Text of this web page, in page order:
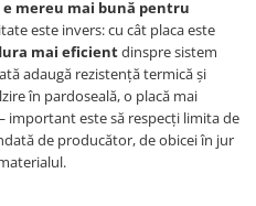
e mereu mai bună pentru
este invers: cu cât placa este
mai eficientdinspre sistem
adaugă rezistență termică și
în pardoseală, o placă mai
important este să respecți limita de
de producător, de obicei în jur